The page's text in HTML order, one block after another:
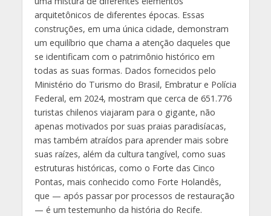
arquitetônicos de diferentes épocas. Essas
construções, em uma única cidade, demonstram
um equilíbrio que chama a atenção daqueles que
se identificam com o patrimônio histórico em
todas as suas formas. Dados fornecidos pelo
Ministério do Turismo do Brasil, Embratur e Polícia
Federal, em 2024, mostram que cerca de 651.776
turistas chilenos viajaram para o gigante, não
apenas motivados por suas praias paradisíacas,
mas também atraídos para aprender mais sobre
suas raízes, além da cultura tangível, como suas
estruturas históricas, como o Forte das Cinco
Pontas, mais conhecido como Forte Holandês,
que — após passar por processos de restauração
— é um testemunho da história do Recife.